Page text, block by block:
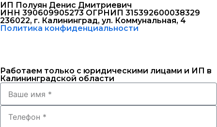
ИП Полуян Денис Дмитриевич
ИНН 390609905273 ОГРНИП 315392600038329
236022, г. Калининград, ул. Коммунальная, 4
Политика конфиденциальности
Работаем только с юридическими лицами и ИП в
Калининградской области